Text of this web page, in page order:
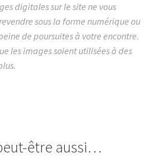
digitales sur le site ne vous
sous la forme numérique ou
de poursuites à votre encontre.
les images soient utilisées à des
être aussi…